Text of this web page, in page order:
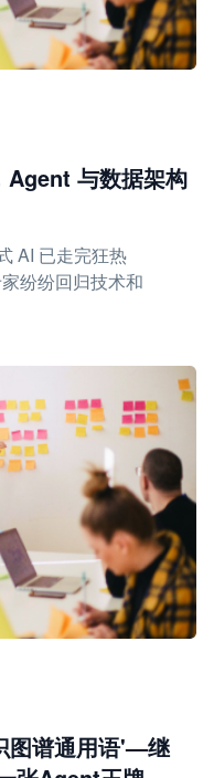
Agent 与数据架构
AI 已走完狂热
纷纷回归技术和
谱通用语'—继